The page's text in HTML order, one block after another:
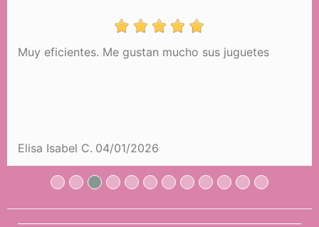
Muy eficientes. Me gustan mucho sus juguetes
Elisa Isabel C. 04/01/2026